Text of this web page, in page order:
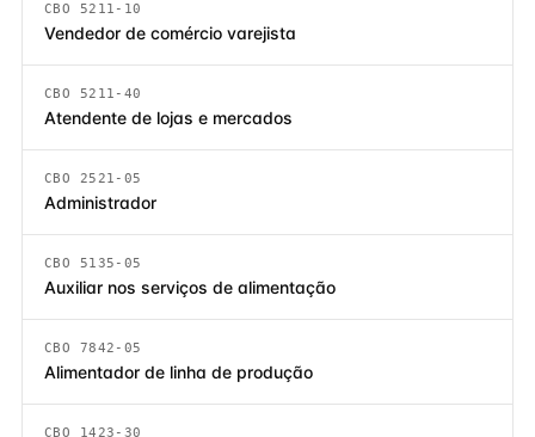
CBO 5211-10
Vendedor de comércio varejista
CBO 5211-40
Atendente de lojas e mercados
CBO 2521-05
Administrador
CBO 5135-05
Auxiliar nos serviços de alimentação
CBO 7842-05
Alimentador de linha de produção
CBO 1423-30